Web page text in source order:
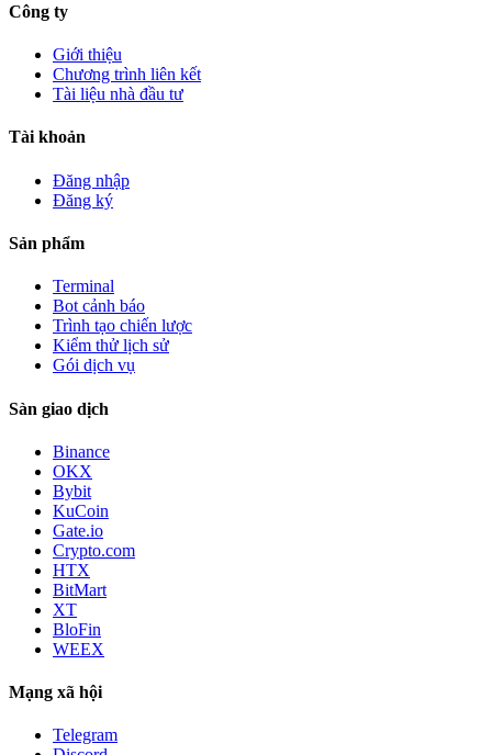
Công ty
Giới thiệu
Chương trình liên kết
Tài liệu nhà đầu tư
Tài khoản
Đăng nhập
Đăng ký
Sản phẩm
Terminal
Bot cảnh báo
Trình tạo chiến lược
Kiểm thử lịch sử
Gói dịch vụ
Sàn giao dịch
Binance
OKX
Bybit
KuCoin
Gate.io
Crypto.com
HTX
BitMart
XT
BloFin
WEEX
Mạng xã hội
Telegram